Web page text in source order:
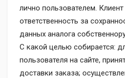
лично пользователем.
ответственность за
данных аналога
С какой целью собирается:
пользователя на сайте,
доставки заказа;